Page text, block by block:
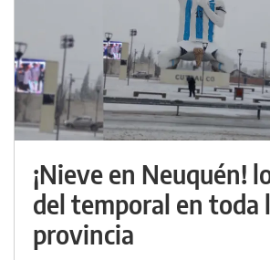
¡Nieve en Neuquén!
del temporal en toda
provincia